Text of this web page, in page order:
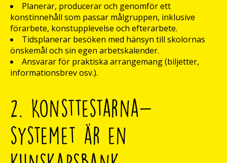
Planerar, producerar och genomför ett
konstinnehåll som passar målgruppen, inklusive
förarbete, konstupplevelse och efterarbete.
Tidsplanerar besöken med hänsyn till skolornas
önskemål och sin egen arbetskalender.
Ansvarar för praktiska arrangemang (biljetter,
informationsbrev osv.).
2. Konsttestarna-
systemet är en